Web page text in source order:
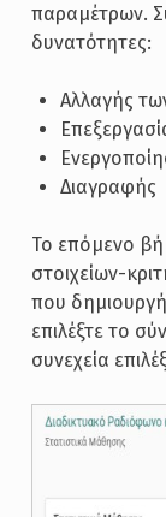
παραμέτρων.
δυνατότητες:
Αλλαγής
Διαγραφής
Το επόμενο
στοιχείων-
που
επιλέξτε το
συνεχεία